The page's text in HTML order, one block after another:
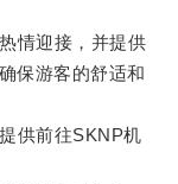
情迎接，并提供
保游客的舒适和
供前往SKNP机